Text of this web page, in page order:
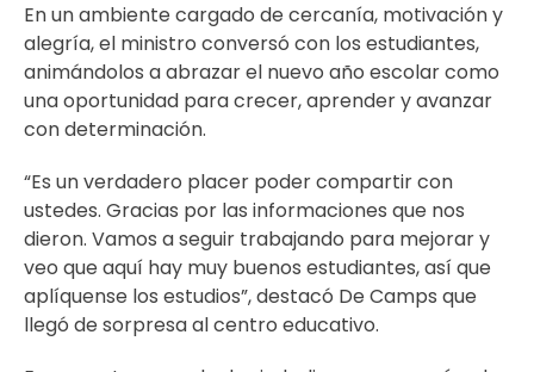
En un ambiente cargado de cercanía, motivación y
alegría, el ministro conversó con los estudiantes,
animándolos a abrazar el nuevo año escolar como
una oportunidad para crecer, aprender y avanzar
con determinación.
“Es un verdadero placer poder compartir con
ustedes. Gracias por las informaciones que nos
dieron. Vamos a seguir trabajando para mejorar y
veo que aquí hay muy buenos estudiantes, así que
aplíquense los estudios”, destacó De Camps que
llegó de sorpresa al centro educativo.